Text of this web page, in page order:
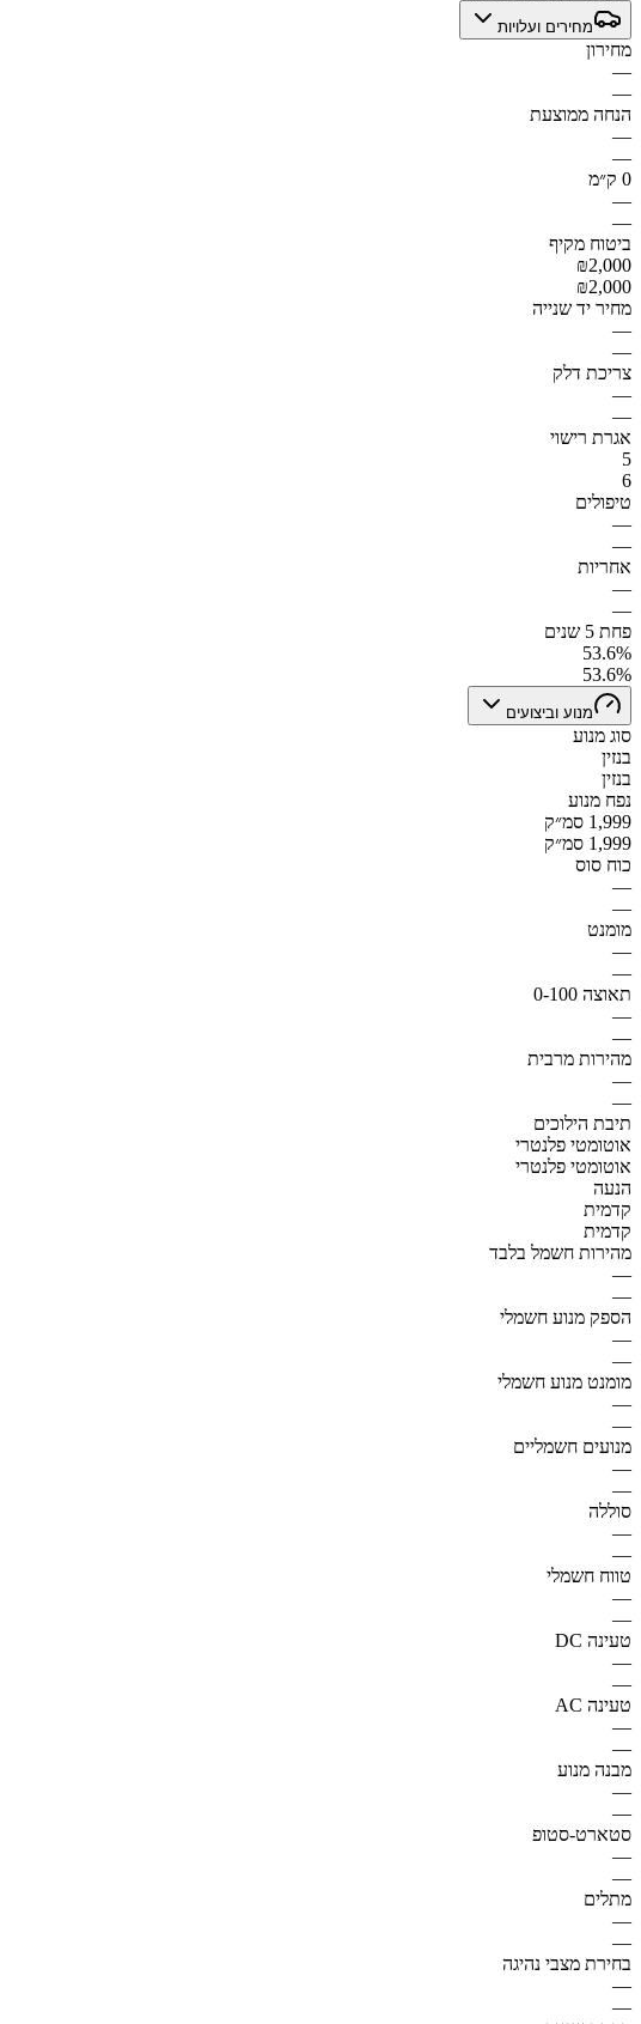
מחירים ועלויות
מחירון
—
—
הנחה ממוצעת
—
—
0 ק״מ
—
—
ביטוח מקיף
₪2,000
₪2,000
מחיר יד שנייה
—
—
צריכת דלק
—
—
אגרת רישוי
5
6
טיפולים
—
—
אחריות
—
—
פחת 5 שנים
53.6%
53.6%
מנוע וביצועים
סוג מנוע
בנזין
בנזין
נפח מנוע
1,999 סמ״ק
1,999 סמ״ק
כוח סוס
—
—
מומנט
—
—
תאוצה 0-100
—
—
מהירות מרבית
—
—
תיבת הילוכים
אוטומטי פלנטרי
אוטומטי פלנטרי
הנעה
קדמית
קדמית
מהירות חשמל בלבד
—
—
הספק מנוע חשמלי
—
—
מומנט מנוע חשמלי
—
—
מנועים חשמליים
—
—
סוללה
—
—
טווח חשמלי
—
—
טעינה DC
—
—
טעינה AC
—
—
מבנה מנוע
—
—
סטארט-סטופ
—
—
מתלים
—
—
בחירת מצבי נהיגה
—
—